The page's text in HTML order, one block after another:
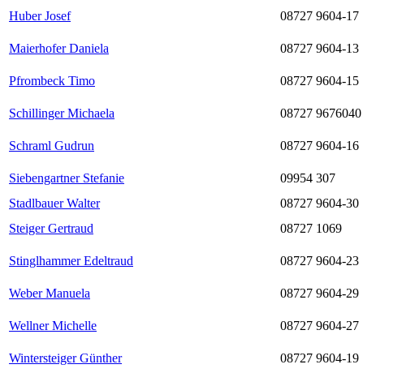
Huber Josef 08727 9604-17
Maierhofer Daniela 08727 9604-13
Pfrombeck Timo 08727 9604-15
Schillinger Michaela 08727 9676040
Schraml Gudrun 08727 9604-16
Siebengartner Stefanie 09954 307
Stadlbauer Walter
08727 9604-30
Steiger Gertraud
08727 1069
Stinglhammer Edeltraud 08727 9604-23
Weber Manuela
08727 9604-29
Wellner Michelle 08727 9604-27
Wintersteiger Günther 08727 9604-19